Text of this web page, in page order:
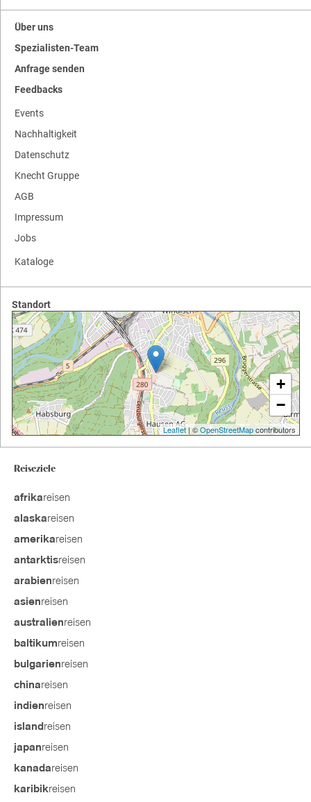
Über uns
Spezialisten-Team
Anfrage senden
Feedbacks
Events
Nachhaltigkeit
Datenschutz
Knecht Gruppe
AGB
Impressum
Jobs
Kataloge
Standort
+
−
Leaflet| ©OpenStreetMapcontributors
Reiseziele
afrikareisen
alaskareisen
amerikareisen
antarktisreisen
arabienreisen
asienreisen
australienreisen
baltikumreisen
bulgarienreisen
chinareisen
indienreisen
island reisen
japanreisen
kanadareisen
karibikreisen